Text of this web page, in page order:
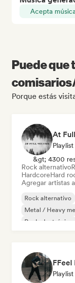
Acepta
Puede que
Porque estás
At
&gt; 4300
Rock alternativo
HardcoreHard
Agregar artistas
Rock alternativo
Metal / Heavy
Rock electrónico
FFeel